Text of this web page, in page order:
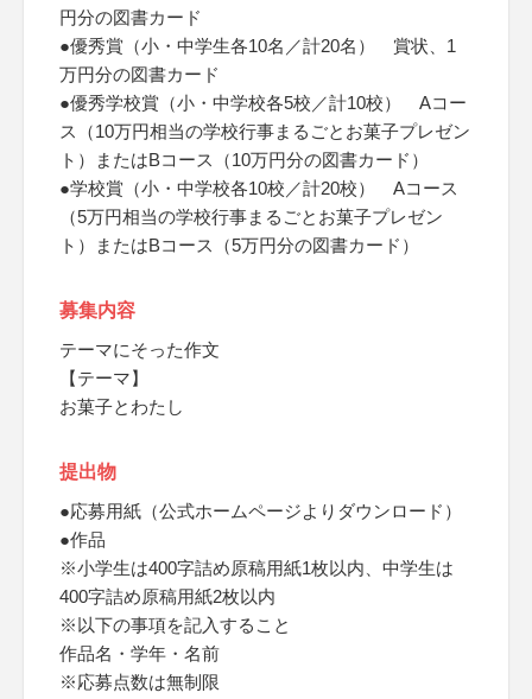
円分の図書カード
●優秀賞（小・中学生各10名／計20名） 賞状、1
万円分の図書カード
●優秀学校賞（小・中学校各5校／計10校） Aコー
ス（10万円相当の学校行事まるごとお菓子プレゼン
ト）またはBコース（10万円分の図書カード）
●学校賞（小・中学校各10校／計20校） Aコース
（5万円相当の学校行事まるごとお菓子プレゼン
ト）またはBコース（5万円分の図書カード）
募集内容
テーマにそった作文
【テーマ】
お菓子とわたし
提出物
●応募用紙（公式ホームページよりダウンロード）
●作品
※小学生は400字詰め原稿用紙1枚以内、中学生は
400字詰め原稿用紙2枚以内
※以下の事項を記入すること
作品名・学年・名前
※応募点数は無制限